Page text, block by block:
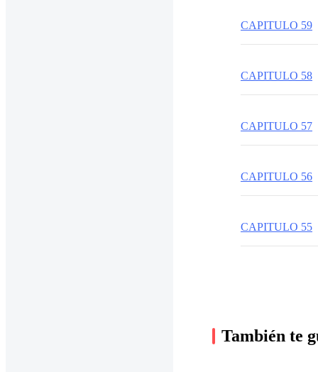
CAPITULO 59
CAPITULO 58
CAPITULO 57
CAPITULO 56
CAPITULO 55
También te